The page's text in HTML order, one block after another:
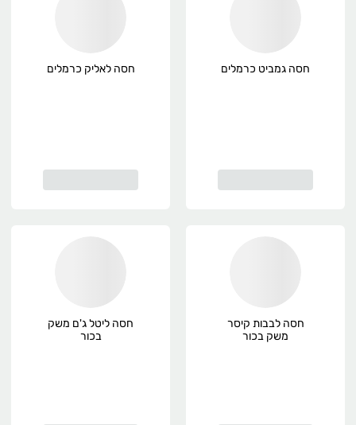
חסה גמביט כרמלים חסה לאליק כרמלים
חסה לבבות קיסר
משק בכור
חסה ליטל ג'ם משק
בכור